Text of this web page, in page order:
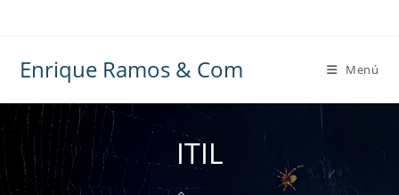
Enrique Ramos & Com Menú
ITIL